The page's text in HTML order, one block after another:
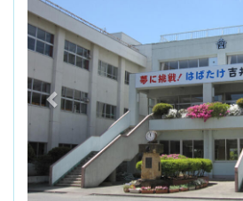
v
i
o
u
s